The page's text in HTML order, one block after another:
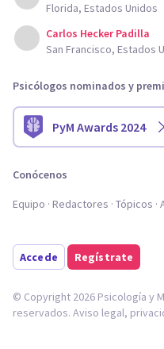
Florida, Estados Unidos
Carlos Hecker Padilla
San Francisco, Estados
Psicólogos nominados y
PyM Awards 2024
Conócenos
Equipo Redactores Tópicos
Accede Regístrate
© Copyright 2026 Psicología y
reservados. Aviso legal,